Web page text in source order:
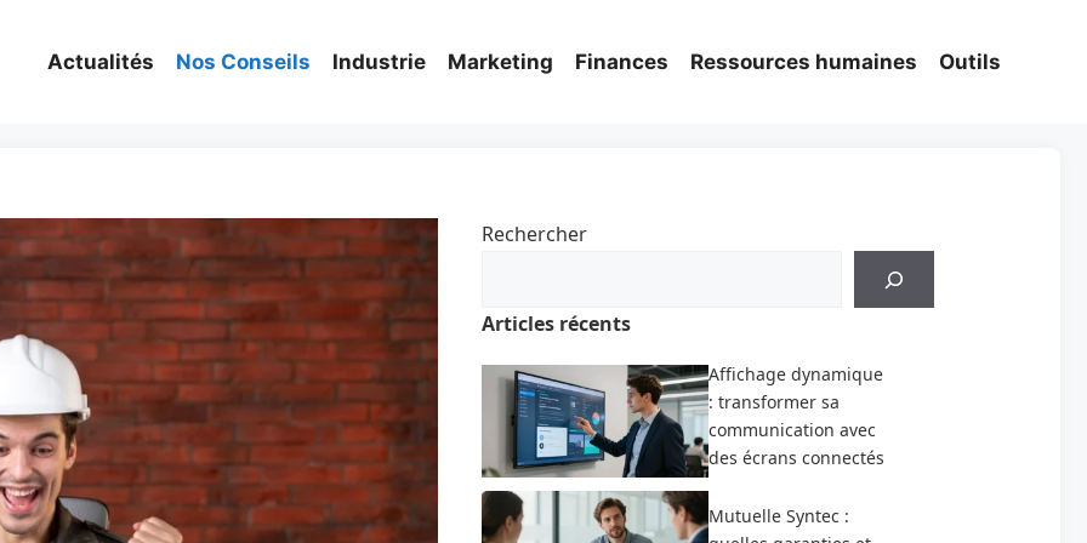
Actualités Nos Conseils Industrie Marketing Finances Ressources humaines Outils
Rechercher
Articles récents
Affichage dynamique
: transformer sa
communication avec
des écrans connectés
Mutuelle Syntec :